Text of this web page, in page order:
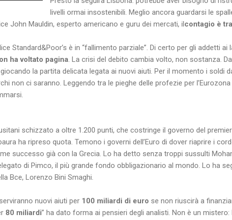
livelli ormai insostenibili. Meglio ancora guardarsi le
John Mauldin, esperto americano e guru dei mercati, ilcontagio è
Standard&Poor’s è in “fallimento parziale”. Di certo per gli addetti
ha voltato pagina . La crisi del debito cambia volto, non sostanza.
la partita delicata legata ai nuovi aiuti. Per il momento i soldi
non ci saranno. Leggendo tra le pieghe delle profezie per
schizzato a oltre 1.200 punti, che costringe il governo del
ha ripreso quota. Temono i governi dell’Euro di dover riaprire i
successo già con la Grecia. Lo ha detto senza troppi sussulti
di Pimco, il più grande fondo obbligazionario al mondo. Lo ha
Bce, Lorenzo Bini Smaghi.
nuovi aiuti per 100 miliardi di euro se non riuscirà a
80 miliardi” ha dato forma ai pensieri degli analisti. Non è un